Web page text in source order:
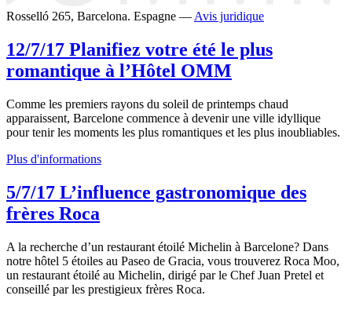
Rosselló 265, Barcelona. Espagne — Avis juridique
12/7/17 Planifiez votre été le plus
romantique à l’Hôtel OMM
Comme les premiers rayons du soleil de printemps chaud
apparaissent, Barcelone commence à devenir une ville idyllique
pour tenir les moments les plus romantiques et les plus inoubliables.
Plus d'informations
5/7/17 L’influence gastronomique des
frères Roca
A la recherche d’un restaurant étoilé Michelin à Barcelone? Dans
notre hôtel 5 étoiles au Paseo de Gracia, vous trouverez Roca Moo,
un restaurant étoilé au Michelin, dirigé par le Chef Juan Pretel et
conseillé par les prestigieux frères Roca.